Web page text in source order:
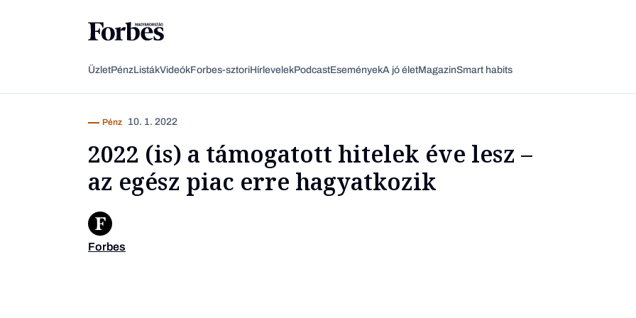
ÜzletPénzListákVideókForbes-sztoriHírlevelekPodcastEseményekA jó életMagazinSmart habits
Pénz 10. 1. 2022
2022 (is) a támogatott hitelek éve lesz –
az egész piac erre hagyatkozik
Forbes